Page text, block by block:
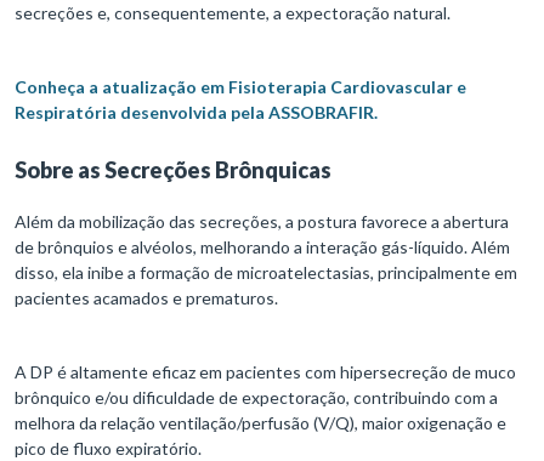
secreções e, consequentemente, a expectoração natural.
Conheça a atualização em Fisioterapia Cardiovascular e
Respiratória desenvolvida pela ASSOBRAFIR.
Sobre as Secreções Brônquicas
Além da mobilização das secreções, a postura favorece a abertura
de brônquios e alvéolos, melhorando a interação gás-líquido. Além
disso, ela inibe a formação de microatelectasias, principalmente em
pacientes acamados e prematuros.
A DP é altamente eficaz em pacientes com hipersecreção de muco
brônquico e/ou dificuldade de expectoração, contribuindo com a
melhora da relação ventilação/perfusão (V/Q), maior oxigenação e
pico de fluxo expiratório.